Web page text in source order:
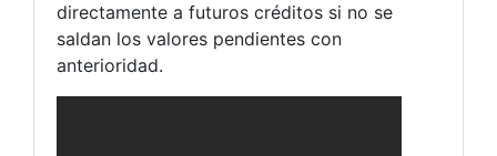
directamente a futuros créditos si no se
saldan los valores pendientes con
anterioridad.